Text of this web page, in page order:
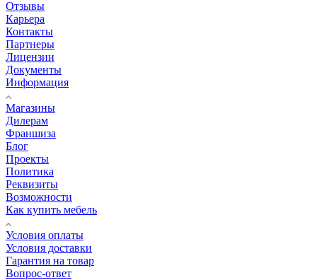
Отзывы
Карьера
Контакты
Партнеры
Лицензии
Документы
Информация
Магазины
Дилерам
Франшиза
Блог
Проекты
Политика
Реквизиты
Возможности
Как купить мебель
Условия оплаты
Условия доставки
Гарантия на товар
Вопрос-ответ